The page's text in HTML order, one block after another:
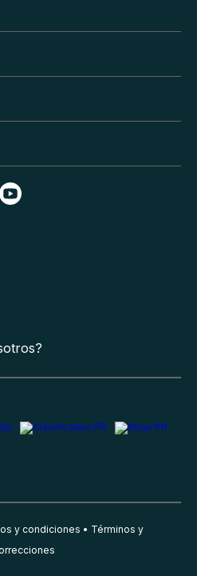
y condiciones
Términos y